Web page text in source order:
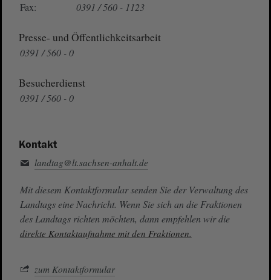
Fax:
0391 / 560 - 1123
Presse- und Öffentlichkeitsarbeit
0391 / 560 - 0
Besucherdienst
0391 / 560 - 0
Kontakt
landtag@lt.sachsen-anhalt.de
Mit diesem Kontaktformular senden Sie der Verwaltung des
Landtags eine Nachricht. Wenn Sie sich an die Fraktionen
des Landtags richten möchten, dann empfehlen wir die
direkte Kontaktaufnahme mit den Fraktionen.
zum Kontaktformular